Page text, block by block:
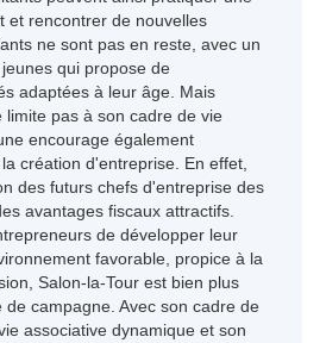
et rencontrer de nouvelles
ne sont pas en reste, avec un
qui propose de
adaptées à leur âge. Mais
limite pas à son cadre de vie
encourage également
création d'entreprise. En effet,
des futurs chefs d'entreprise des
avantages fiscaux attractifs.
de développer leur
favorable, propice à la
Salon-la-Tour est bien plus
de campagne. Avec son cadre de
associative dynamique et son